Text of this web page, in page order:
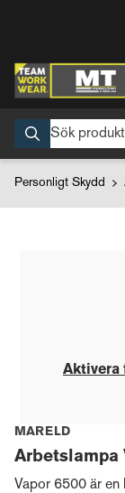
Personligt Skydd
Aktivera
MARELD
Arbetslampa
Vapor 6500 är en